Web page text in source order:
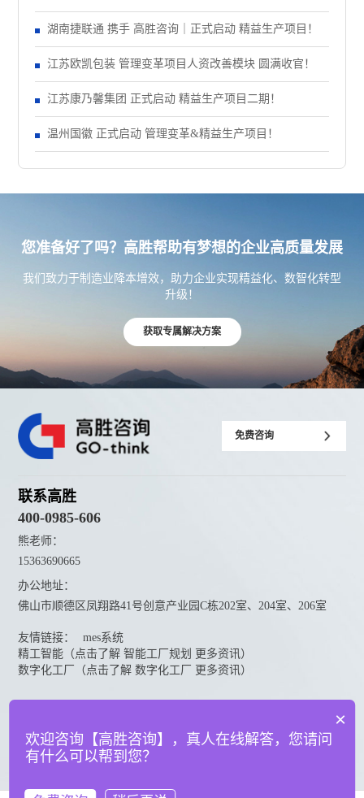
正式启动 管理变革项目
湖南捷联通 携手 高胜咨询｜正式启动 精益生产项目！
江苏欧凯包装 管理变革项目人资改善模块 圆满收官！
江苏康乃馨集团 正式启动 精益生产项目二期！
温州国徽 正式启动 管理变革&精益生产项目！
您准备好了吗？高胜帮助有梦想的企业高质量发展
我们致力于制造业降本增效，助力企业实现精益化、数智化转型
升级！
获取专属解决方案
免费咨询
联系高胜
400-0985-606
熊老师：
15363690665
办公地址：
佛山市顺德区凤翔路41号创意产业园C栋202室、204室、206室
友情链接：
mes系统
精工智能（点击了解 智能工厂规划 更多资讯）
数字化工厂（点击了解 数字化工厂 更多资讯）
×
欢迎咨询【高胜咨询】，真人在线解答，您请问
有什么可以帮到您？